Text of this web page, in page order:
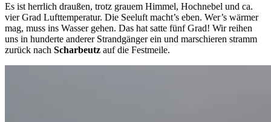
Es ist herrlich draußen, trotz grauem Himmel, Hochnebel und ca.
vier Grad Lufttemperatur. Die Seeluft macht’s eben. Wer’s wärmer
mag, muss ins Wasser gehen. Das hat satte fünf Grad! Wir reihen
uns in hunderte anderer Strandgänger ein und marschieren stramm
zurück nach Scharbeutz auf die Festmeile.